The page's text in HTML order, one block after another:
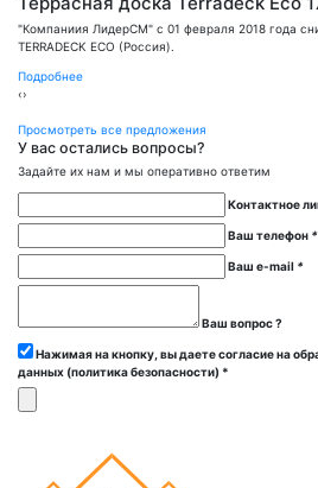
"Компаниия ЛидерСМ" с 01 февраля 2018 года
TERRADECK ECO (Россия).
Подробнее
‹›
Просмотреть все предложения
У вас остались вопросы?
Задайте их нам и мы оперативно ответим
Контактное
Ваш телефон *
Ваш e-mail *
Ваш вопрос ?
Нажимая на кнопку, вы даете согласие на
данных (политика безопасности) *